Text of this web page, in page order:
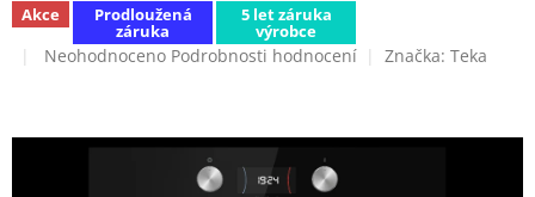
Akce Prodloužená
záruka
5 let záruka
výrobce
Průměrné
Neohodnoceno Podrobnosti hodnocení Značka: Teka